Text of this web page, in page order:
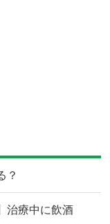
？
治療中に飲酒